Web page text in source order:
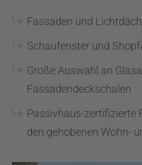
Fassaden und
Schaufenster und
Große Auswahl an
Fassadendeckschalen
Passivhaus-zertifizierte
den gehobenen Wohn-